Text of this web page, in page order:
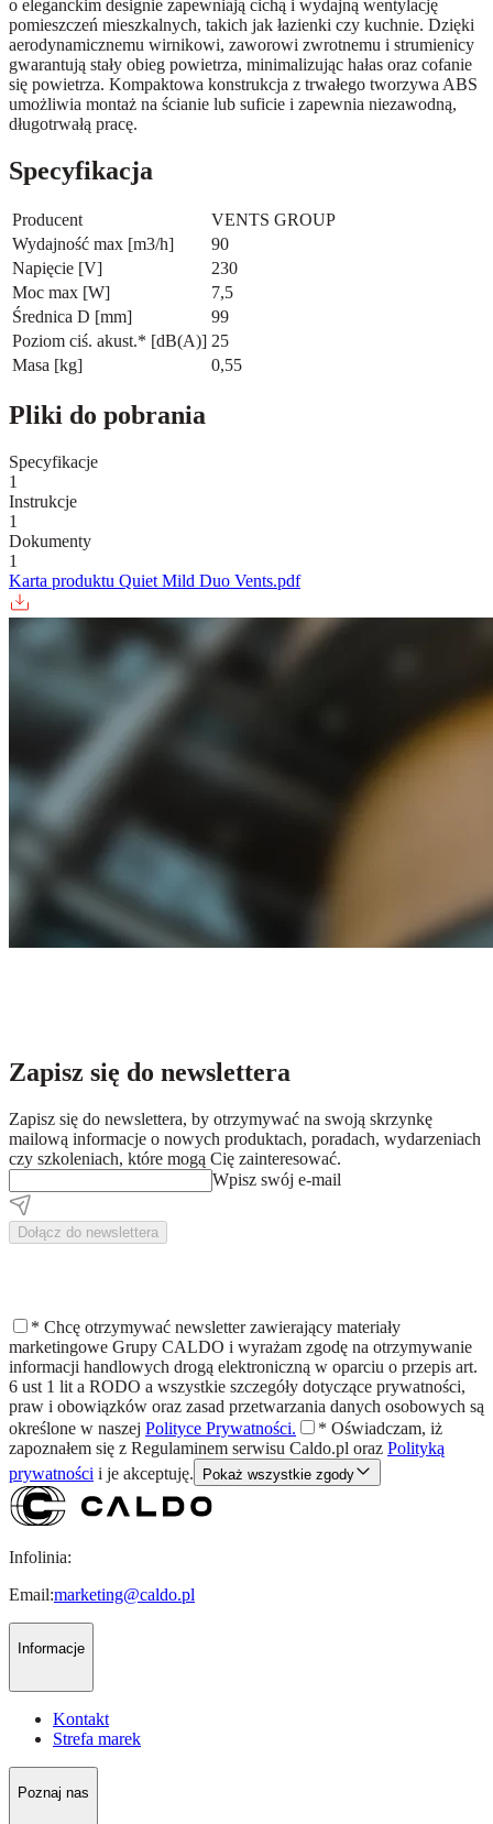
o eleganckim designie zapewniają cichą i wydajną wentylację
pomieszczeń mieszkalnych, takich jak łazienki czy kuchnie. Dzięki
aerodynamicznemu wirnikowi, zaworowi zwrotnemu i strumienicy
gwarantują stały obieg powietrza, minimalizując hałas oraz cofanie
się powietrza. Kompaktowa konstrukcja z trwałego tworzywa ABS
umożliwia montaż na ścianie lub suficie i zapewnia niezawodną,
długotrwałą pracę.
Specyfikacja
Producent
VENTS GROUP
Wydajność max [m3/h]
90
Napięcie [V]
230
Moc max [W]
7,5
Średnica D [mm]
99
Poziom ciś. akust.* [dB(A)] 25
Masa [kg]
0,55
Pliki do pobrania
Specyfikacje
1
Instrukcje
1
Dokumenty
1
Karta produktu Quiet Mild Duo Vents.pdf
Zapisz się do newslettera
Zapisz się do newslettera, by otrzymywać na swoją skrzynkę
mailową informacje o nowych produktach, poradach, wydarzeniach
czy szkoleniach, które mogą Cię zainteresować.
Wpisz swój e-mail
Dołącz do newslettera
* Chcę otrzymywać newsletter zawierający materiały
marketingowe Grupy CALDO i wyrażam zgodę na otrzymywanie
informacji handlowych drogą elektroniczną w oparciu o przepis art.
6 ust 1 lit a RODO a wszystkie szczegóły dotyczące prywatności,
praw i obowiązków oraz zasad przetwarzania danych osobowych są
określone w naszej Polityce Prywatności. * Oświadczam, iż
zapoznałem się z Regulaminem serwisu Caldo.pl oraz Polityką
prywatności i je akceptuję. Pokaż wszystkie zgody
Infolinia:
Email:marketing@caldo.pl
Informacje
Kontakt
Strefa marek
Poznaj nas